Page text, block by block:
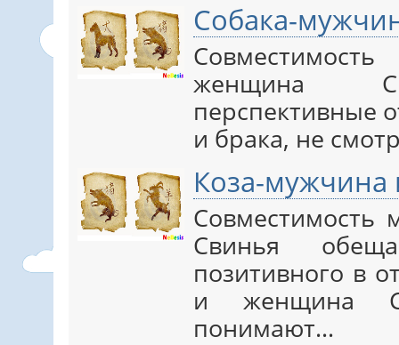
Собака-
женщина
перспективные
и брака, не
Коза-
Свинья
позитивного в
и женщина
понимают…